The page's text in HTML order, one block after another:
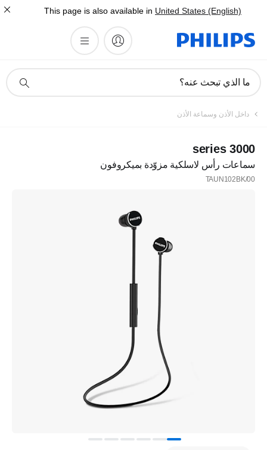
This page is also available in United States (English)
دعم
ما الذي تبحث عنه؟
داخل الأذن وسماعة الأذن
3000 series
سماعات رأس لاسلكية مزوّدة بميكروفون
TAUN102BK/00